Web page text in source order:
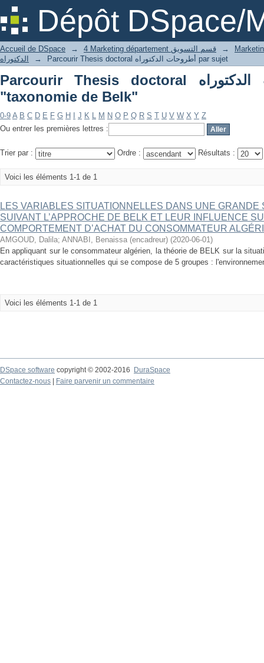
Dépôt DSpace/
Accueil de DSpace → 4 Marketing département قسم التسويق
→
الدكتوراه
→ Parcourir Thesis doctoral أطروحات الدكتوراه par sujet
Parcourir Thesis doctoral أطروحات الدكتوراه par sujet
"taxonomie de Belk"
0-9 A B C D E F G H J K L M N O P Q R S T U V W X Y Z
Ou entrer les premières lettres :
Trier par : Ordre : Résultats :
Voici les éléments 1-1 de 1
LES VARIABLES SITUATIONNELLES DANS UNE GRANDE
SUIVANT L’APPROCHE DE BELK ET LEUR INFLUENCE
COMPORTEMENT D’ACHAT DU CONSOMMATEUR
AMGOUD, Dalila; ANNABI, Benaissa (encadreur) (2020-06-01)
En appliquant sur le consommateur algérien, la théorie de BELK sur la
caractéristiques situationnelles qui se compose de 5 groupes :
Voici les éléments 1-1 de 1
DSpace software copyright © 2002-2016
DuraSpace
Contactez-nous
Faire parvenir un commentaire